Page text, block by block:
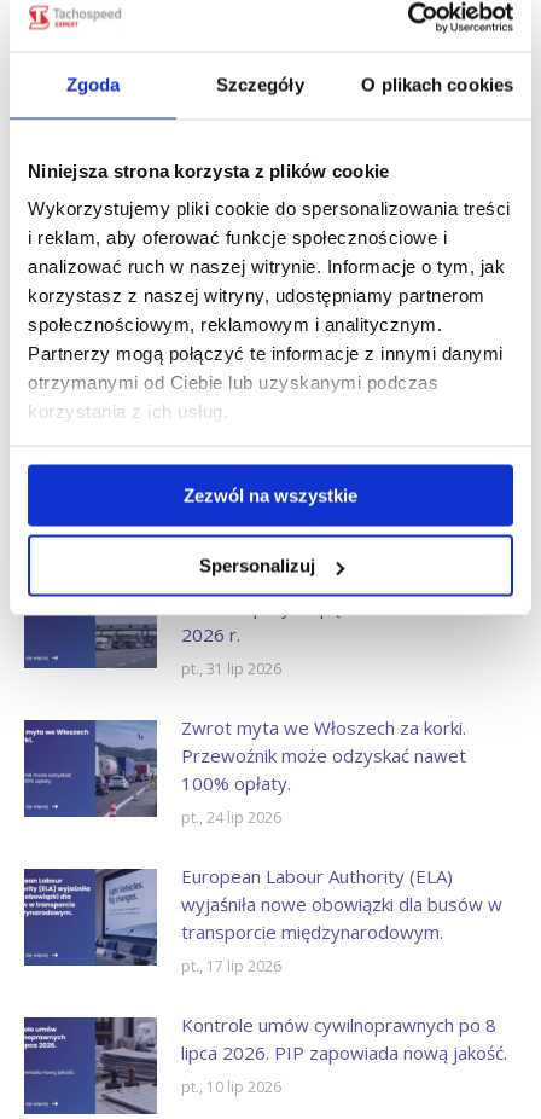
Zgoda Szczegóły O plikach cookies
Niniejsza strona korzysta z plików cookie
Wykorzystujemy pliki cookie do spersonalizowania treści
i reklam, aby oferować funkcje społecznościowe i
analizować ruch w naszej witrynie. Informacje o tym, jak
korzystasz z naszej witryny, udostępniamy partnerom
społecznościowym, reklamowym i analitycznym.
Partnerzy mogą połączyć te informacje z innymi danymi
otrzymanymi od Ciebie lub uzyskanymi podczas
korzystania z ich usług.
Zezwól na wszystkie
Spersonalizuj
Nawigacja
wpisów
wpis:
Symbole na tachografie cyfrowym. Co
oznaczają i jak je prawidłowo odczytywać?
NASTĘPNY
Następny
wpis:
Termin płatności za transport do 35 dni. Jak
projekt UD18 może uporządkować rynek
przewozów?
Zobacz również
Zniesienie opłaty e-TOLL dla pojazdów
2026 r.
pt., 31 lip 2026
Zwrot myta we Włoszech za korki.
Przewoźnik może odzyskać nawet
100% opłaty.
pt., 24 lip 2026
European Labour Authority (ELA)
wyjaśniła nowe obowiązki dla busów w
transporcie międzynarodowym.
pt., 17 lip 2026
Kontrole umów cywilnoprawnych po 8
lipca 2026. PIP zapowiada nową jakość.
pt., 10 lip 2026